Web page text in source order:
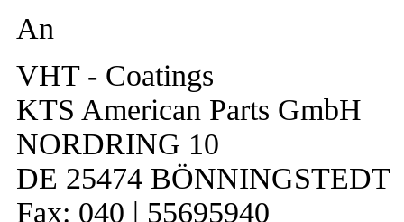
An
VHT - Coatings
KTS American Parts GmbH
NORDRING 10
DE 25474 BÖNNINGSTEDT
Fax: 040 | 55695940